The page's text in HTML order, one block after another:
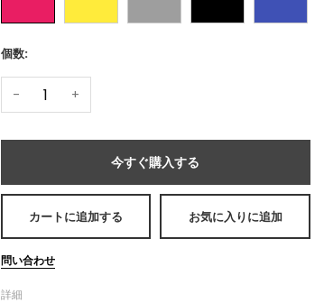
個数:
- +
今すぐ購入する
カートに追加する お気に入りに追加
問い合わせ
詳細